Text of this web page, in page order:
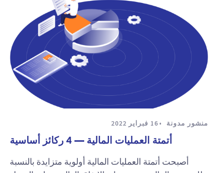
منشور مدونة 16 فبراير 2022
أتمتة العمليات المالية — 4 ركائز أساسية
أصبحت أتمتة العمليات المالية أولوية متزايدة بالنسبة